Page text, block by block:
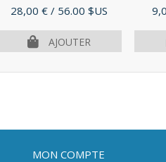
Prix
28,00 € / 56.00 $US
AJOUTER
MON COMPTE